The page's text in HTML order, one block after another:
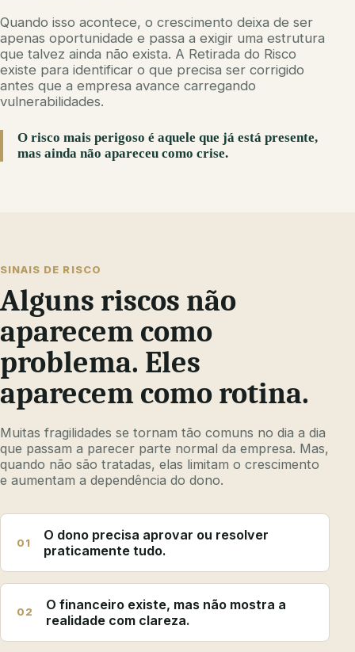
Quando isso acontece, o crescimento deixa de ser
apenas oportunidade e passa a exigir uma estrutura
que talvez ainda não exista. A Retirada do Risco
existe para identificar o que precisa ser corrigido
antes que a empresa avance carregando
vulnerabilidades.
O risco mais perigoso é aquele que já está presente,
mas ainda não apareceu como crise.
SINAIS DE RISCO
Alguns riscos não
aparecem como
problema. Eles
aparecem como rotina.
Muitas fragilidades se tornam tão comuns no dia a dia
que passam a parecer parte normal da empresa. Mas,
quando não são tratadas, elas limitam o crescimento
e aumentam a dependência do dono.
01
O dono precisa aprovar ou resolver
praticamente tudo.
02
O financeiro existe, mas não mostra a
realidade com clareza.